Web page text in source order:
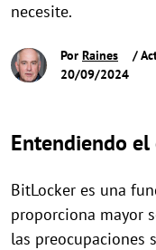
necesite.
Por Raines
/
20/09/2024
Entendiendo
BitLocker es una
proporciona mayor
las preocupaciones